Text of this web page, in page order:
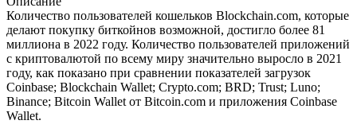
Количество пользователей кошельков Blockchain.com, которые
делают покупку биткойнов возможной, достигло более 81
миллиона в 2022 году. Количество пользователей приложений
с криптовалютой по всему миру значительно выросло в 2021
году, как показано при сравнении показателей загрузок
Coinbase; Blockchain Wallet; Crypto.com; BRD; Trust; Luno;
Binance; Bitcoin Wallet от Bitcoin.com и приложения Coinbase
Wallet.